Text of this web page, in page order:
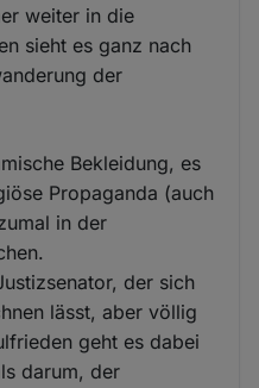
weiter in die
sieht es ganz nach
der
Bekleidung, es
Propaganda (auch
in der
der sich
lässt, aber völlig
geht es dabei
darum, der